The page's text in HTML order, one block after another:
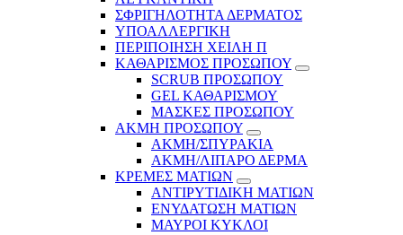
ΣΦΡΙΓΗΛΟΤΗΤΑ ΔΕΡΜΑΤΟΣ
ΥΠΟΑΛΛΕΡΓΙΚΗ
ΠΕΡΙΠΟΙΗΣΗ ΧΕΙΛΗ Π
ΚΑΘΑΡΙΣΜΟΣ ΠΡΟΣΩΠΟΥ
SCRUB ΠΡΟΣΩΠΟΥ
GEL ΚΑΘΑΡΙΣΜΟΥ
ΜΑΣΚΕΣ ΠΡΟΣΩΠΟΥ
ΑΚΜΗ ΠΡΟΣΩΠΟΥ
ΑΚΜΗ/ΣΠΥΡΑΚΙΑ
ΑΚΜΗ/ΛΙΠΑΡΟ ΔΕΡΜΑ
ΚΡΕΜΕΣ ΜΑΤΙΩΝ
ΑΝΤΙΡΥΤΙΔΙΚΗ ΜΑΤΙΩΝ
ΕΝΥΔΑΤΩΣΗ ΜΑΤΙΩΝ
ΜΑΥΡΟΙ ΚΥΚΛΟΙ